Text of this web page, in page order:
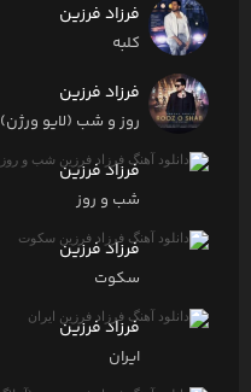
فرزاد فرزین
کلبه
فرزاد فرزین
روز و شب (لایو ورژن)
فرزاد فرزین
شب و روز
فرزاد فرزین
سکوت
فرزاد فرزین
ایران